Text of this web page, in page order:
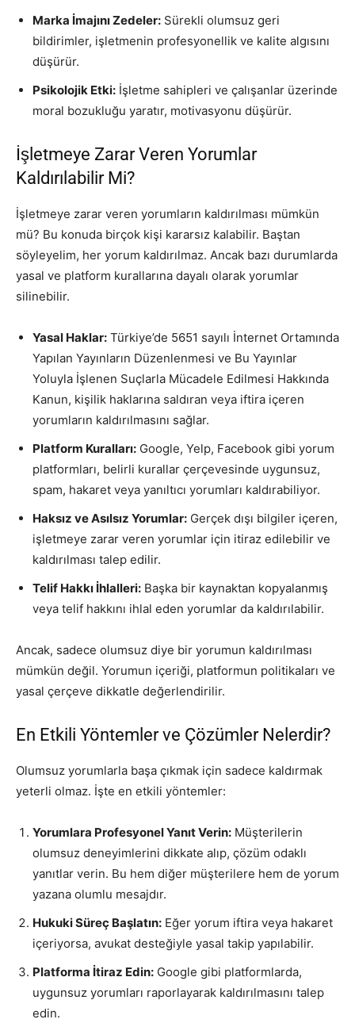
Marka İmajını Zedeler: Sürekli olumsuz geri
bildirimler, işletmenin profesyonellik ve kalite algısını
düşürür.
Psikolojik Etki: İşletme sahipleri ve çalışanlar üzerinde
moral bozukluğu yaratır, motivasyonu düşürür.
İşletmeye Zarar Veren Yorumlar
Kaldırılabilir Mi?
İşletmeye zarar veren yorumların kaldırılması mümkün
mü? Bu konuda birçok kişi kararsız kalabilir. Baştan
söyleyelim, her yorum kaldırılmaz. Ancak bazı durumlarda
yasal ve platform kurallarına dayalı olarak yorumlar
silinebilir.
Yasal Haklar: Türkiye’de 5651 sayılı İnternet Ortamında
Yapılan Yayınların Düzenlenmesi ve Bu Yayınlar
Yoluyla İşlenen Suçlarla Mücadele Edilmesi Hakkında
Kanun, kişilik haklarına saldıran veya iftira içeren
yorumların kaldırılmasını sağlar.
Platform Kuralları: Google, Yelp, Facebook gibi yorum
platformları, belirli kurallar çerçevesinde uygunsuz,
spam, hakaret veya yanıltıcı yorumları kaldırabiliyor.
Haksız ve Asılsız Yorumlar: Gerçek dışı bilgiler içeren,
işletmeye zarar veren yorumlar için itiraz edilebilir ve
kaldırılması talep edilir.
Telif Hakkı İhlalleri: Başka bir kaynaktan kopyalanmış
veya telif hakkını ihlal eden yorumlar da kaldırılabilir.
Ancak, sadece olumsuz diye bir yorumun kaldırılması
mümkün değil. Yorumun içeriği, platformun politikaları ve
yasal çerçeve dikkatle değerlendirilir.
En Etkili Yöntemler ve Çözümler Nelerdir?
Olumsuz yorumlarla başa çıkmak için sadece kaldırmak
yeterli olmaz. İşte en etkili yöntemler:
Yorumlara Profesyonel Yanıt Verin: Müşterilerin
olumsuz deneyimlerini dikkate alıp, çözüm odaklı
yanıtlar verin. Bu hem diğer müşterilere hem de yorum
yazana olumlu mesajdır.
Hukuki Süreç Başlatın: Eğer yorum iftira veya hakaret
içeriyorsa, avukat desteğiyle yasal takip yapılabilir.
Platforma İtiraz Edin: Google gibi platformlarda,
uygunsuz yorumları raporlayarak kaldırılmasını talep
edin.